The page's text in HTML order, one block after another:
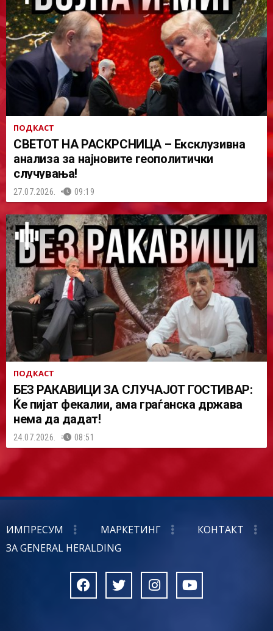
ПОДКАСТ
СВЕТОТ НА РАСКРСНИЦА – Ексклузивна
анализа за најновите геополитички
случувања!
27.07.2026. 09:19
ПОДКАСТ
БЕЗ РАКАВИЦИ ЗА СЛУЧАЈОТ ГОСТИВАР:
Ќе пијат фекалии, ама граѓанска држава
нема да дадат!
24.07.2026. 08:51
ИМПРЕСУМ МАРКЕТИНГ
КОНТАКТ
ЗА GENERAL HERALDING